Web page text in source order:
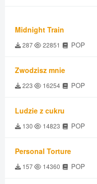
Midnight Train
287 22851 POP
Zwodzisz mnie
223 16254 POP
Ludzie z cukru
130 14823 POP
Personal Torture
157 14360 POP